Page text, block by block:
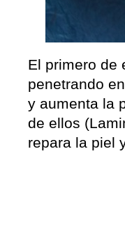
El primero de
penetrando
y aumenta la
de ellos
repara la piel